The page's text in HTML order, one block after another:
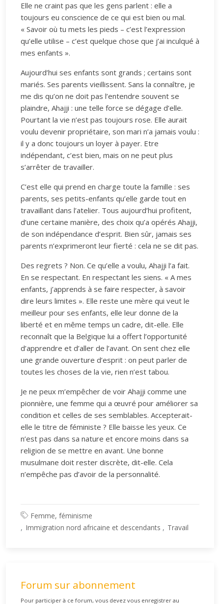
Elle ne craint pas que les gens parlent : elle a
toujours eu conscience de ce qui est bien ou mal.
« Savoir où tu mets les pieds – c’est l’expression
qu’elle utilise – c’est quelque chose que j’ai inculqué à
mes enfants ».
Aujourd’hui ses enfants sont grands ; certains sont
mariés. Ses parents vieillissent. Sans la connaître, je
me dis qu’on ne doit pas l’entendre souvent se
plaindre, Ahajji : une telle force se dégage d’elle.
Pourtant la vie n’est pas toujours rose. Elle aurait
voulu devenir propriétaire, son mari n’a jamais voulu :
il y a donc toujours un loyer à payer. Etre
indépendant, c’est bien, mais on ne peut plus
s’arrêter de travailler.
C’est elle qui prend en charge toute la famille : ses
parents, ses petits-enfants qu’elle garde tout en
travaillant dans l’atelier. Tous aujourd’hui profitent,
d’une certaine manière, des choix qu’a opérés Ahajji,
de son indépendance d’esprit. Bien sûr, jamais ses
parents n’exprimeront leur fierté : cela ne se dit pas.
Des regrets ? Non. Ce qu’elle a voulu, Ahajji l’a fait.
En se respectant. En respectant les siens. « A mes
enfants, j’apprends à se faire respecter, à savoir
dire leurs limites ». Elle reste une mère qui veut le
meilleur pour ses enfants, elle leur donne de la
liberté et en même temps un cadre, dit-elle. Elle
reconnaît que la Belgique lui a offert l’opportunité
d’apprendre et d’aller de l’avant. On sent chez elle
une grande ouverture d’esprit : on peut parler de
toutes les choses de la vie, rien n’est tabou.
Je ne peux m’empêcher de voir Ahajji comme une
pionnière, une femme qui a œuvré pour améliorer sa
condition et celles de ses semblables. Accepterait-
elle le titre de féministe ? Elle baisse les yeux. Ce
n’est pas dans sa nature et encore moins dans sa
religion de se mettre en avant. Une bonne
musulmane doit rester discrète, dit-elle. Cela
n’empêche pas d’avoir de la personnalité.
Femme, féminisme
Immigration nord africaine et descendants
Travail
Forum sur abonnement
Pour participer à ce forum, vous devez vous enregistrer au